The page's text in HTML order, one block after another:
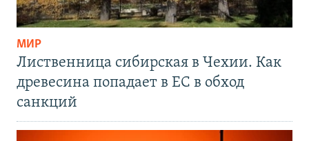
МИР
Лиственница сибирская в Чехии. Как
древесина попадает в ЕС в обход
санкций